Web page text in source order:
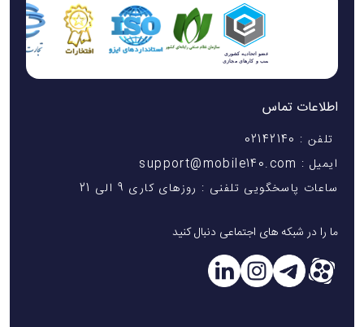
اطلاعات تماس
تلفن : 02142140
ایمیل : support@mobile140.com
ساعات پاسخگویی تلفنی : روزهای کاری 9 الی 21
ما را در شبکه های اجتماعی دنبال کنید